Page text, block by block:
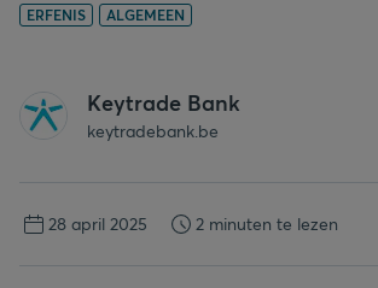
ERFENIS ALGEMEEN
Keytrade Bank
keytradebank.be
28 april 2025 2 minuten te lezen